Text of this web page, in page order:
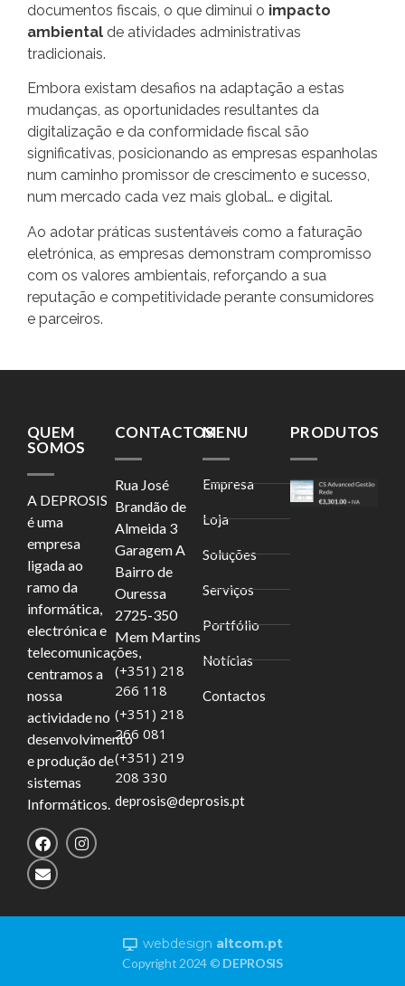
documentos fiscais, o que diminui o impacto
ambiental de atividades administrativas
tradicionais.
Embora existam desafios na adaptação a estas
mudanças, as oportunidades resultantes da
digitalização e da conformidade fiscal são
significativas, posicionando as empresas espanholas
num caminho promissor de crescimento e sucesso,
num mercado cada vez mais global… e digital.
Ao adotar práticas sustentáveis como a faturação
eletrónica, as empresas demonstram compromisso
com os valores ambientais, reforçando a sua
reputação e competitividade perante consumidores
e parceiros.
QUEM
SOMOS
A DEPROSIS
é uma
empresa
ligada ao
ramo da
informática,
electrónica e
telecomunicações,
centramos a
nossa
actividade no
desenvolvimento
e produção de
sistemas
Informáticos.
CONTACTOS
Rua José
Brandão de
Almeida 3
Garagem A
Bairro de
Ouressa
2725-350
Mem Martins
(+351) 218
266 118
(+351) 218
266 081
(+351) 219
208 330
deprosis@deprosis.pt
MENU
Empresa
Loja
Soluções
Serviços
Portfólio
Notícias
Contactos
PRODUTOS
Copyright 2024 © DEPROSIS
webdesign altcom.pt